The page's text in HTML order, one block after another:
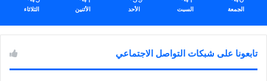
الجمعة السبت الأحد الأثنين الثلاثاء
تابعونا على شبكات التواصل الاجتماعي